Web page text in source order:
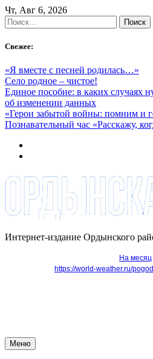
Skip
to
content
Чт, Авг 6, 2026
Найти:
Свежее:
«Я вместе с песней родилась…»
Село родное – чистое!
Единое пособие: в каких случаях
об изменении данных
«Герои забытой войны: помним и
Познавательный час «Расскажу,
Интернет-издание Ордынского
На месяц
https://world-weather.ru/
Меню